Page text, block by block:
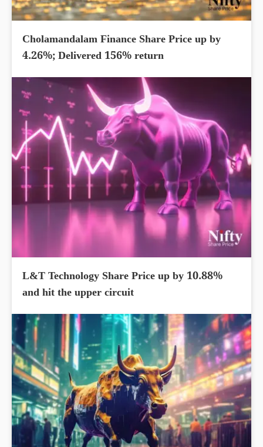
Cholamandalam Finance Share Price up by
4.26%; Delivered 156% return
L&T Technology Share Price up by 10.88%
and hit the upper circuit